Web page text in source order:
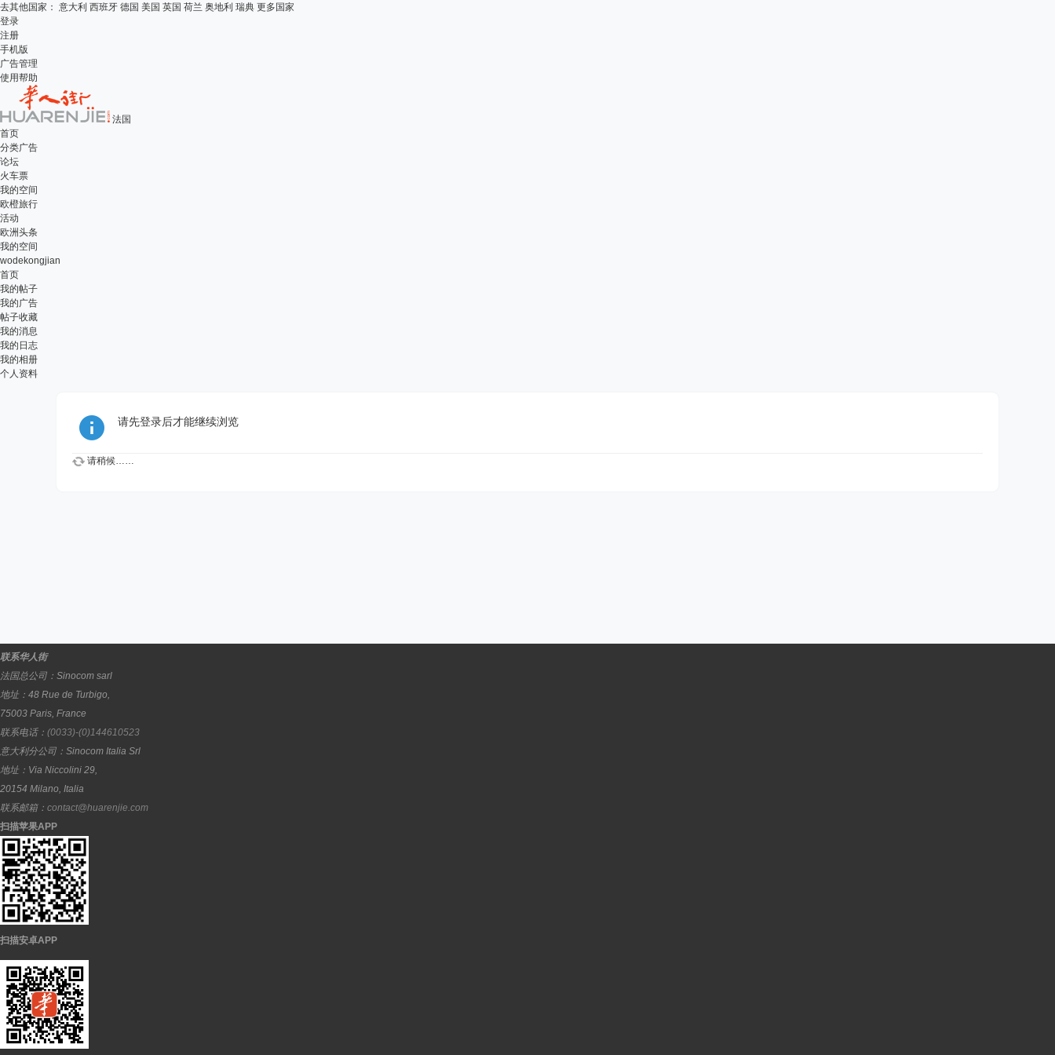
去其他国家： 意大利 西班牙 德国 美国 英国 荷兰 奥地利 瑞典 更多国家
登录
注册
手机版
广告管理
使用帮助
法国
首页
分类广告
论坛
火车票
我的空间
欧橙旅行
活动
欧洲头条
我的空间
wodekongjian
首页
我的帖子
我的广告
帖子收藏
我的消息
我的日志
我的相册
个人资料
请先登录后才能继续浏览
请稍候……
联系华人街
法国总公司： Sinocom sarl
地址： 48 Rue de Turbigo,
75003 Paris, France
联系电话： (0033)-(0)144610523
意大利分公司： Sinocom Italia Srl
地址： Via Niccolini 29,
20154 Milano, Italia
联系邮箱： contact@huarenjie.com
扫描苹果APP
扫描安卓APP